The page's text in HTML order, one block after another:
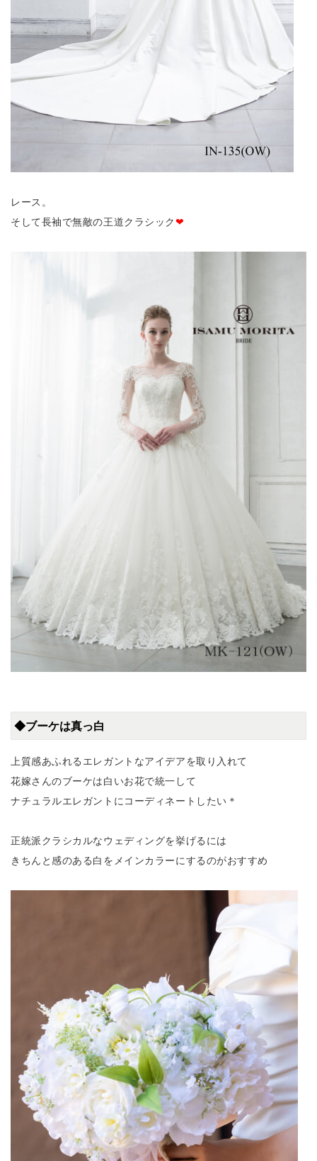
レース。
そして長袖で無敵の王道クラシック❤
◆ブーケは真っ白
上質感あふれるエレガントなアイデアを取り入れて
花嫁さんのブーケは白いお花で統一して
ナチュラルエレガントにコーディネートしたい＊
正統派クラシカルなウェディングを挙げるには
きちんと感のある白をメインカラーにするのがおすすめ